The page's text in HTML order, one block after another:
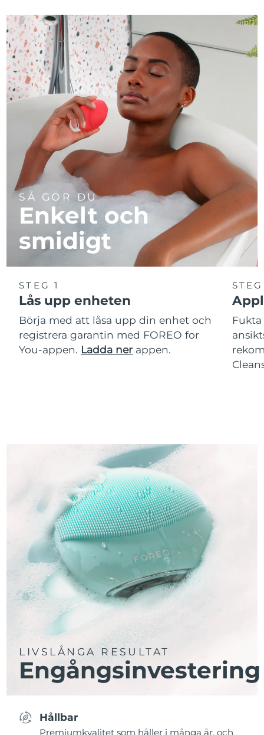
SÅ GÖR DU
Enkelt och
smidigt
STEG 1
Lås upp enheten
Börja med att låsa upp din enhet och
registrera garantin med FOREO for
You-appen. Ladda ner appen.
LIVSLÅNGA RESULTAT
Engångsinvestering
Hållbar
Premiumkvalitet som håller i många år, och